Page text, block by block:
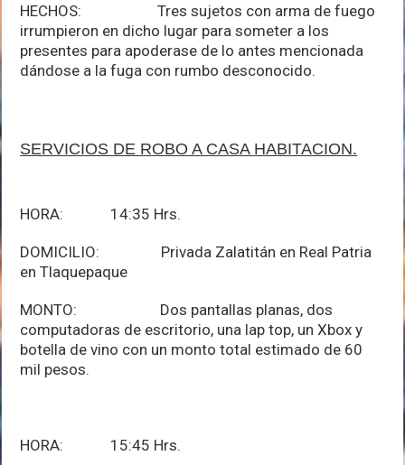
HECHOS: Tres sujetos con arma de fuego
irrumpieron en dicho lugar para someter a los
presentes para apoderase de lo antes mencionada
dándose a la fuga con rumbo desconocido.
SERVICIOS DE ROBO A CASA HABITACION.
HORA: 14:35 Hrs.
DOMICILIO: Privada Zalatitán en Real Patria
en Tlaquepaque
MONTO: Dos pantallas planas, dos
computadoras de escritorio, una lap top, un Xbox y
botella de vino con un monto total estimado de 60
mil pesos.
HORA: 15:45 Hrs.